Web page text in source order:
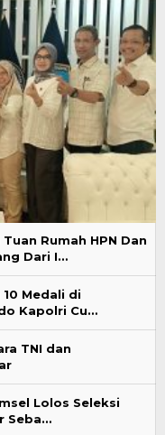
Rumah HPN Dan
Dari I…
Medali di
Kapolri Cu…
TNI dan
Lolos Seleksi
Seba…